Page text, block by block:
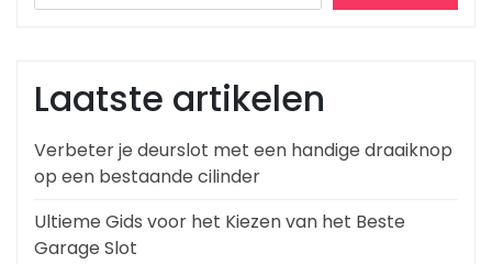
Laatste artikelen
Verbeter je deurslot met een handige draaiknop
op een bestaande cilinder
Ultieme Gids voor het Kiezen van het Beste
Garage Slot